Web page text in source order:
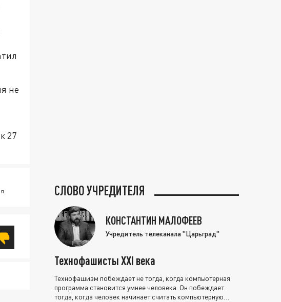
не
27
СЛОВО УЧРЕДИТЕЛЯ
КОНСТАНТИН МАЛОФЕЕВ
Учредитель телеканала "Царьград"
Технофашисты XXI века
Технофашизм побеждает не тогда, когда компьютерная
программа становится умнее человека. Он побеждает
тогда, когда человек начинает считать компьютерную